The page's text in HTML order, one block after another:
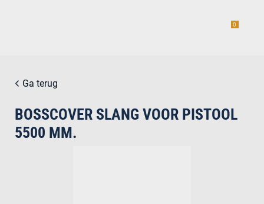
0
Ga terug
BOSSCOVER SLANG VOOR PISTOOL
5500 MM.